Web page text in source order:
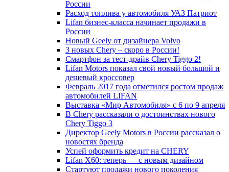
России
Расход топлива у автомобиля УАЗ Патриот
Lifan бизнес-класса начинает продажи в
России
Новый Geely от дизайнера Volvo
3 новых Chery – скоро в России!
Смартфон за тест-драйв Chery Tiggo 2!
Lifan Motors показал свой новый большой и
дешевый кроссовер
Февраль 2017 года отметился ростом продаж
автомобилей LIFAN
Выставка «Мир Автомобиля» с 6 по 9 апреля
В Chery рассказали о достоинствах нового
Chery Tiggo 3
Директор Geely Motors в России рассказал о
новостях бренда
Успей оформить кредит на CHERY
Lifan X60: теперь — с новым дизайном
Стартуют продажи нового поколения